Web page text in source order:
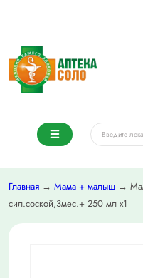
Главная → Мама + малыш →
сил.соской,3мес.+ 250 мл х1